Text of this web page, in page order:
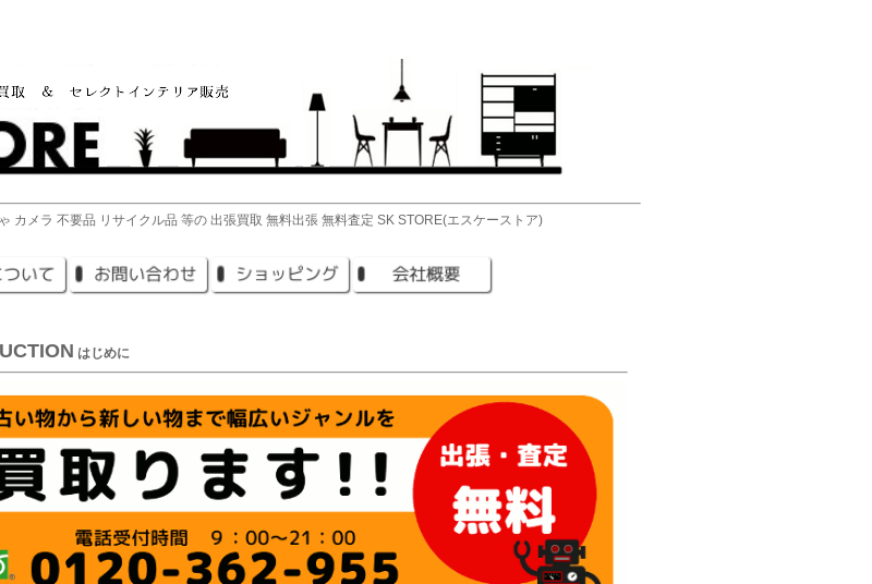
カメラ 不要品 リサイクル品 等の 出張買取 無料出張 無料査定 SK STORE(エスケーストア)
はじめに